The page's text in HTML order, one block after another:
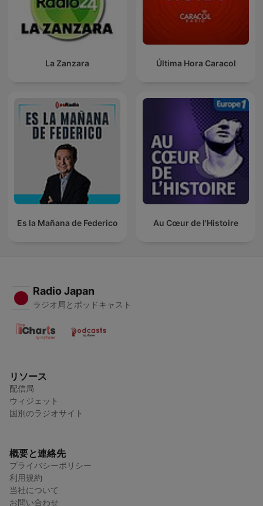
La Zanzara Última Hora Caracol
Es la Mañana de Federico Au Cœur de l'Histoire
Radio Japan
ラジオ局とポッドキャスト
リソース
配信局
ウィジェット
国別のラジオサイト
概要と連絡先
プライバシーポリシー
利用規約
当社について
お問い合わせ